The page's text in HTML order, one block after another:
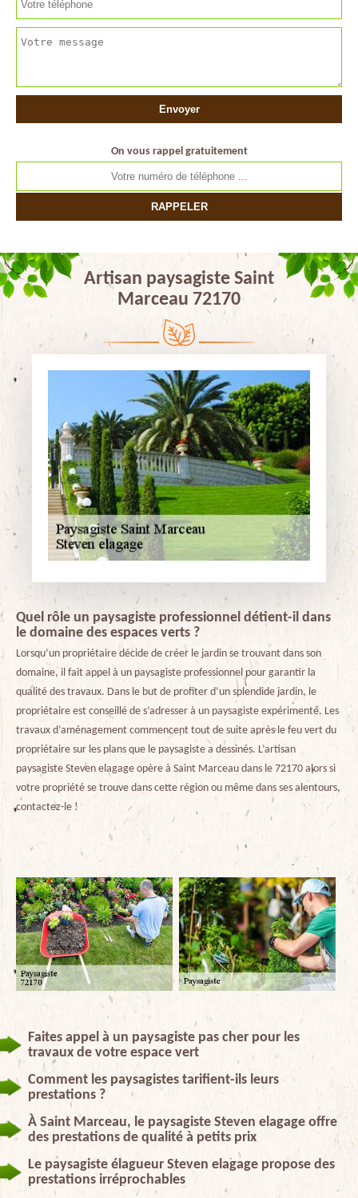
On vous rappel gratuitement
Artisan paysagiste Saint
Marceau 72170
Quel rôle un paysagiste professionnel détient-il dans
le domaine des espaces verts ?
Lorsqu’un propriétaire décide de créer le jardin se trouvant dans son
domaine, il fait appel à un paysagiste professionnel pour garantir la
qualité des travaux. Dans le but de profiter d’un splendide jardin, le
propriétaire est conseillé de s’adresser à un paysagiste expérimenté. Les
travaux d’aménagement commencent tout de suite après le feu vert du
propriétaire sur les plans que le paysagiste a dessinés. L’artisan
paysagiste Steven elagage opère à Saint Marceau dans le 72170 alors si
votre propriété se trouve dans cette région ou même dans ses alentours,
contactez-le !
Faites appel à un paysagiste pas cher pour les
travaux de votre espace vert
Comment les paysagistes tarifient-ils leurs
prestations ?
À Saint Marceau, le paysagiste Steven elagage offre
des prestations de qualité à petits prix
Le paysagiste élagueur Steven elagage propose des
prestations irréprochables